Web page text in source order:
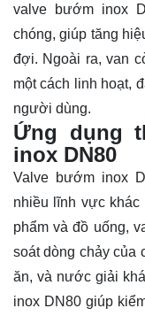
valve bướm inox
chóng, giúp tăng
đợi. Ngoài ra, van
một cách linh hoạt,
người dùng.
Ứng dụng
inox DN80
Valve bướm inox
nhiều lĩnh vực khác
phẩm và đồ uống,
soát dòng chảy của
ăn, và nước giải
inox DN80 giúp